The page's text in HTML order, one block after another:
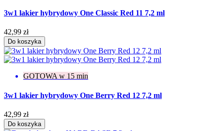
3w1 lakier hybrydowy One Classic Red 11 7,2 ml
42,99 zł
Do koszyka
GOTOWA w 15 min
3w1 lakier hybrydowy One Berry Red 12 7,2 ml
42,99 zł
Do koszyka